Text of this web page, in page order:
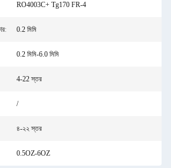
RO4003C+ Tg170 FR-4
: 0.2 মিমি
0.2 মিমি-6.0 মিমি
4-22 স্তর
/
৪-২২ স্তর
0.5OZ-6OZ